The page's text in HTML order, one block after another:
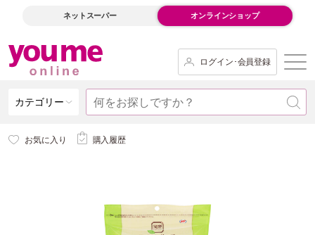
ネットスーパー オンラインショップ
ログイン･会員登録
カテゴリー
お気に入り 購入履歴